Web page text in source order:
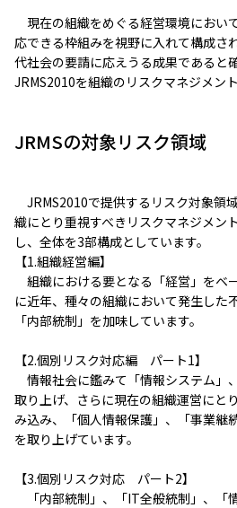
現在の組織をめぐる経営環境におい
応できる枠組みを視野に入れて構成さ
代社会の要請に応えうる成果であると
JRMS2010を組織のリスクマネジメン
JRMSの対象リスク領域
JRMS2010で提供するリスク対象領
織にとり重視すべきリスクマネジメン
し、全体を3部構成としています。
【1.組織経営編】
組織における要となる「経営」をベ
に近年、種々の組織において発生した
「内部統制」を加味しています。
【2.個別リスク対応編 パート1】
情報社会に鑑みて「情報システム」
取り上げ、さらに現在の組織運営にと
み込み、「個人情報保護」、「事業継
を取り上げています。
【3.個別リスク対応 パート2】
「内部統制」、「IT全般統制」、「